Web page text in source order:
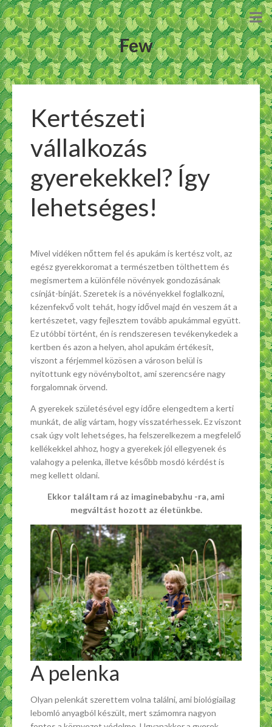
Few
Kertészeti
vállalkozás
gyerekekkel? Így
lehetséges!
Mivel vidéken nőttem fel és apukám is kertész volt, az
egész gyerekkoromat a természetben tölthettem és
megismertem a különféle növények gondozásának
csínját-bínját. Szeretek is a növényekkel foglalkozni,
kézenfekvő volt tehát, hogy idővel majd én veszem át a
kertészetet, vagy fejlesztem tovább apukámmal együtt.
Ez utóbbi történt, én is rendszeresen tevékenykedek a
kertben és azon a helyen, ahol apukám értékesít,
viszont a férjemmel közösen a városon belül is
nyitottunk egy növényboltot, ami szerencsére nagy
forgalomnak örvend.
A gyerekek születésével egy időre elengedtem a kerti
munkát, de alig vártam, hogy visszatérhessek. Ez viszont
csak úgy volt lehetséges, ha felszerelkezem a megfelelő
kellékekkel ahhoz, hogy a gyerekek jól ellegyenek és
valahogy a pelenka, illetve később mosdó kérdést is
meg kellett oldani.
Ekkor találtam rá az imaginebaby.hu -ra, ami
megváltást hozott az életünkbe.
A pelenka
Olyan pelenkát szerettem volna találni, ami biológiailag
lebomló anyagból készült, mert számomra nagyon